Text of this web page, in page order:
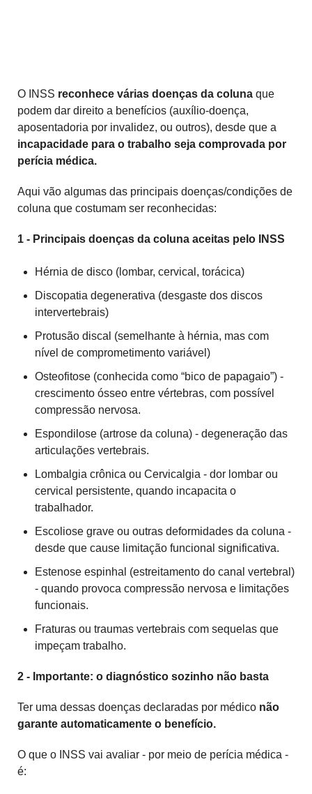
O INSS reconhece várias doenças da coluna que
podem dar direito a benefícios (auxílio-doença,
aposentadoria por invalidez, ou outros), desde que a
incapacidade para o trabalho seja comprovada por
perícia médica.
Aqui vão algumas das principais doenças/condições de
coluna que costumam ser reconhecidas:
1 - Principais doenças da coluna aceitas pelo INSS
Hérnia de disco (lombar, cervical, torácica)
Discopatia degenerativa (desgaste dos discos
intervertebrais)
Protusão discal (semelhante à hérnia, mas com
nível de comprometimento variável)
Osteofitose (conhecida como “bico de papagaio”) -
crescimento ósseo entre vértebras, com possível
compressão nervosa.
Espondilose (artrose da coluna) - degeneração das
articulações vertebrais.
Lombalgia crônica ou Cervicalgia - dor lombar ou
cervical persistente, quando incapacita o
trabalhador.
Escoliose grave ou outras deformidades da coluna -
desde que cause limitação funcional significativa.
Estenose espinhal (estreitamento do canal vertebral)
- quando provoca compressão nervosa e limitações
funcionais.
Fraturas ou traumas vertebrais com sequelas que
impeçam trabalho.
2 - Importante: o diagnóstico sozinho não basta
Ter uma dessas doenças declaradas por médico não
garante automaticamente o benefício.
O que o INSS vai avaliar - por meio de perícia médica -
é: